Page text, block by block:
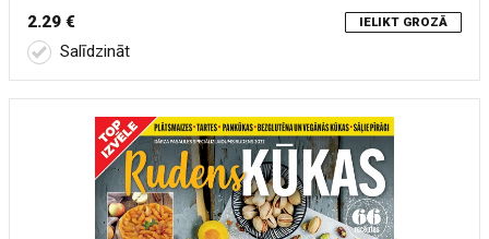
2.29 € IELIKT GROZĀ
Salīdzināt